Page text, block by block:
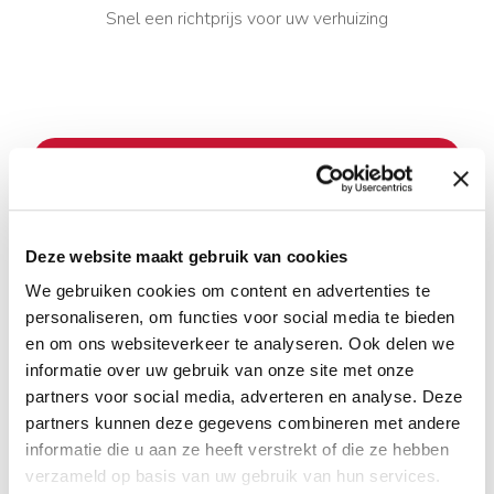
Deze website maakt gebruik van cookies
We gebruiken cookies om content en advertenties te
personaliseren, om functies voor social media te bieden
en om ons websiteverkeer te analyseren. Ook delen we
informatie over uw gebruik van onze site met onze
partners voor social media, adverteren en analyse. Deze
partners kunnen deze gegevens combineren met andere
informatie die u aan ze heeft verstrekt of die ze hebben
verzameld op basis van uw gebruik van hun services.
Canada. Niet alle goederen mogen zonder meer
matrassen. Wij adviseren u om dit tijdig te
controleren om verrassingen te voorkomen.
gereedmaken van de benodigde documentatie en
ondersteunt u gedurende het gehele traject.
Snel een richtprijs voor uw verhuizing